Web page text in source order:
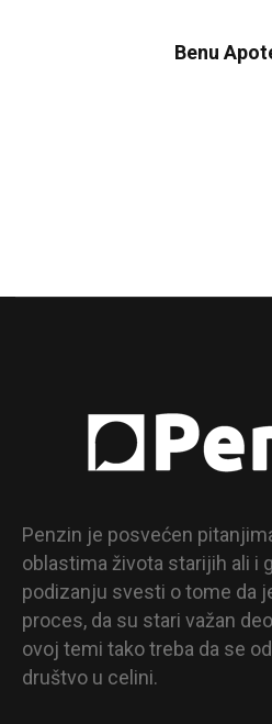
Benu
Penzin je posvećen
oblastima života starijih ali i
podizanju svesti o tome da
proces, da su stari važan
ovoj temi tako treba da se
društvo u celini.